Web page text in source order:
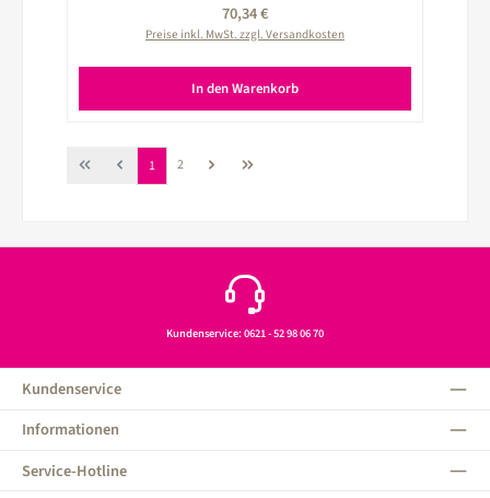
Regulärer Preis:
70,34 €
Preise inkl. MwSt. zzgl. Versandkosten
In den Warenkorb
Seite
1 Seite
2
Kundenservice: 0621 - 52 98 06 70
Kundenservice
Informationen
Service-Hotline